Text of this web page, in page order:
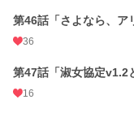
第46話「さよなら、ア
36
第47話「淑女協定v1.2
16